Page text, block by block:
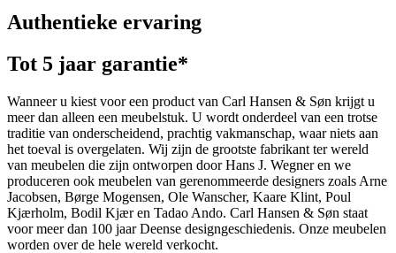
Authentieke ervaring
Tot 5 jaar garantie*
Wanneer u kiest voor een product van Carl Hansen & Søn krijgt u
meer dan alleen een meubelstuk. U wordt onderdeel van een trotse
traditie van onderscheidend, prachtig vakmanschap, waar niets aan
het toeval is overgelaten. Wij zijn de grootste fabrikant ter wereld
van meubelen die zijn ontworpen door Hans J. Wegner en we
produceren ook meubelen van gerenommeerde designers zoals Arne
Jacobsen, Børge Mogensen, Ole Wanscher, Kaare Klint, Poul
Kjærholm, Bodil Kjær en Tadao Ando. Carl Hansen & Søn staat
voor meer dan 100 jaar Deense designgeschiedenis. Onze meubelen
worden over de hele wereld verkocht.